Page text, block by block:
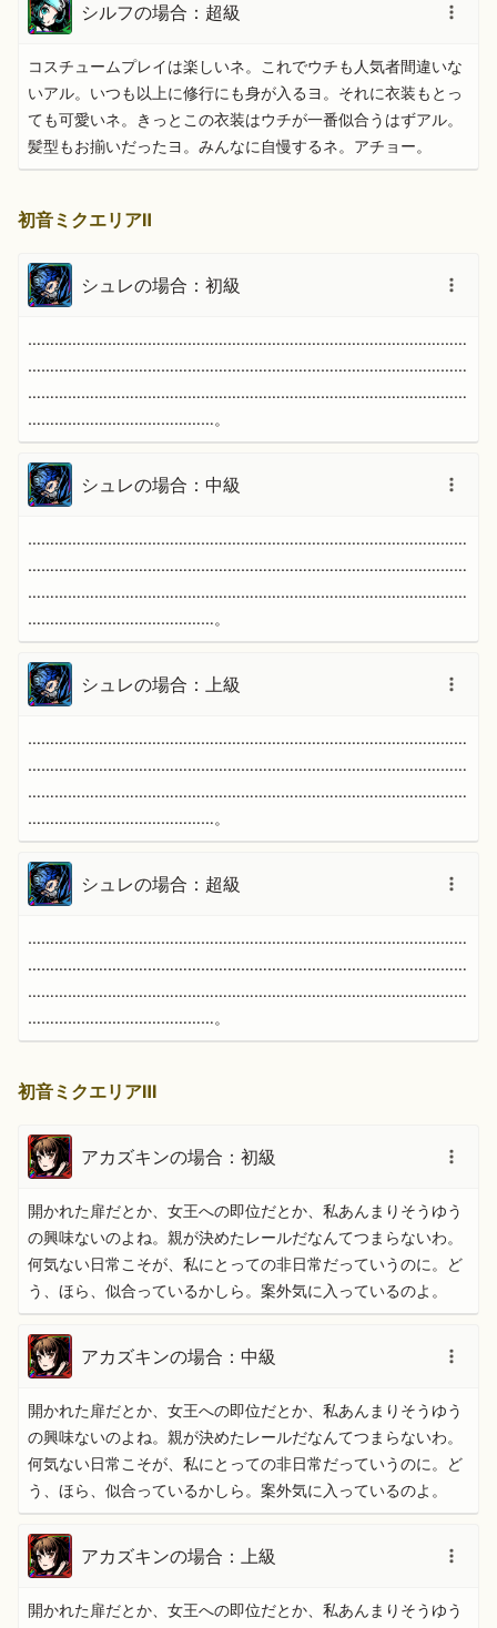
シルフの場合：超級
コスチュームプレイは楽しいネ。これでウチも人気者間違いな
いアル。いつも以上に修行にも身が入るヨ。それに衣装もとっ
ても可愛いネ。きっとこの衣装はウチが一番似合うはずアル。
髪型もお揃いだったヨ。みんなに自慢するネ。アチョー。
初音ミクエリアⅡ
シュレの場合：初級
………………………………………………………………………………………
………………………………………………………………………………………
………………………………………………………………………………………
……………………………………。
シュレの場合：中級
………………………………………………………………………………………
………………………………………………………………………………………
………………………………………………………………………………………
……………………………………。
シュレの場合：上級
………………………………………………………………………………………
………………………………………………………………………………………
………………………………………………………………………………………
……………………………………。
シュレの場合：超級
………………………………………………………………………………………
………………………………………………………………………………………
………………………………………………………………………………………
……………………………………。
初音ミクエリアⅢ
アカズキンの場合：初級
開かれた扉だとか、女王への即位だとか、私あんまりそうゆう
の興味ないのよね。親が決めたレールだなんてつまらないわ。
何気ない日常こそが、私にとっての非日常だっていうのに。ど
う、ほら、似合っているかしら。案外気に入っているのよ。
アカズキンの場合：中級
開かれた扉だとか、女王への即位だとか、私あんまりそうゆう
の興味ないのよね。親が決めたレールだなんてつまらないわ。
何気ない日常こそが、私にとっての非日常だっていうのに。ど
う、ほら、似合っているかしら。案外気に入っているのよ。
アカズキンの場合：上級
開かれた扉だとか、女王への即位だとか、私あんまりそうゆう